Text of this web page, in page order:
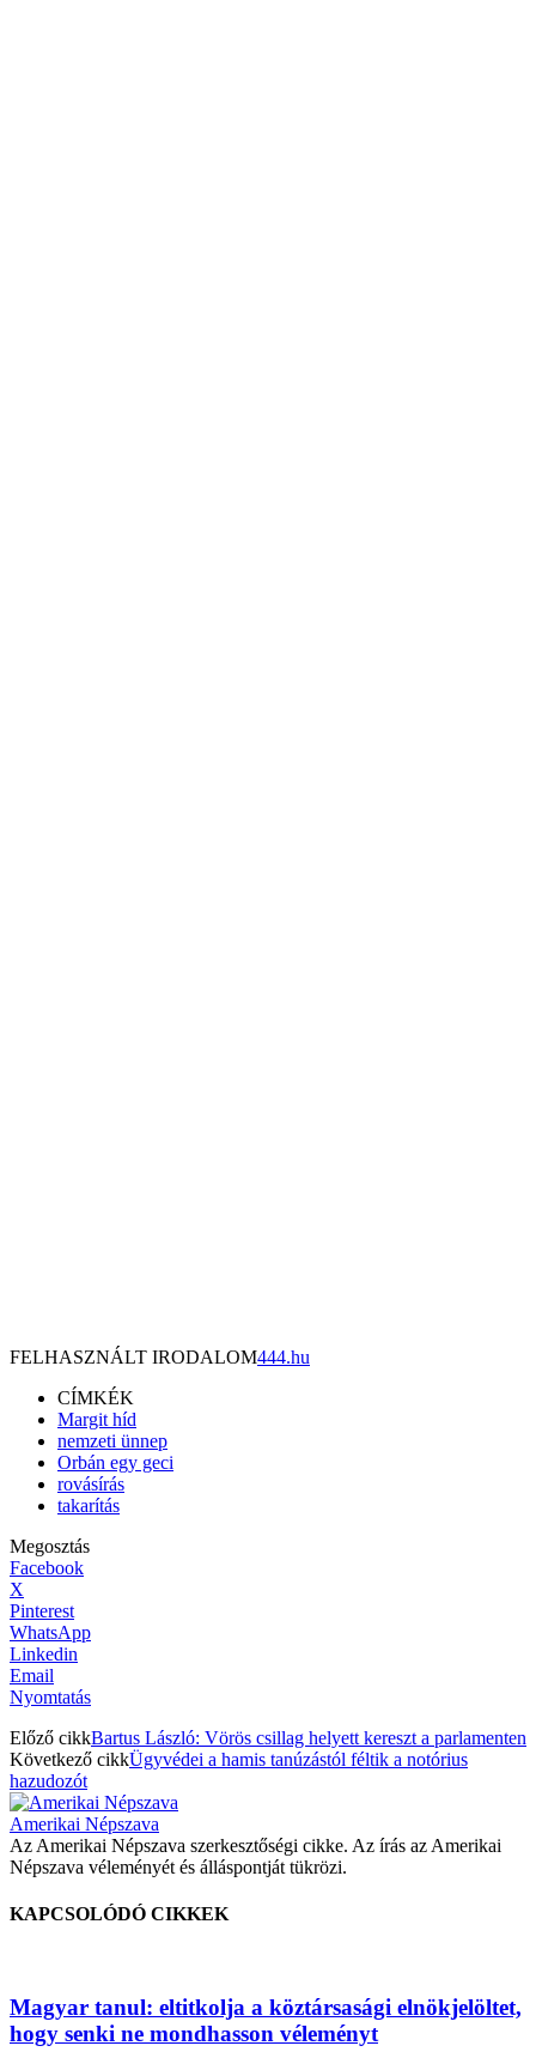
FELHASZNÁLT IRODALOM444.hu
CÍMKÉK
Margit híd
nemzeti ünnep
Orbán egy geci
rovásírás
takarítás
Megosztás
Facebook
X
Pinterest
WhatsApp
Linkedin
Email
Nyomtatás
Előző cikkBartus László: Vörös csillag helyett kereszt a parlamenten
Következő cikkÜgyvédei a hamis tanúzástól féltik a notórius
hazudozót
Amerikai Népszava
Az Amerikai Népszava szerkesztőségi cikke. Az írás az Amerikai
Népszava véleményét és álláspontját tükrözi.
KAPCSOLÓDÓ CIKKEK
Magyar tanul: eltitkolja a köztársasági elnökjelöltet,
hogy senki ne mondhasson véleményt